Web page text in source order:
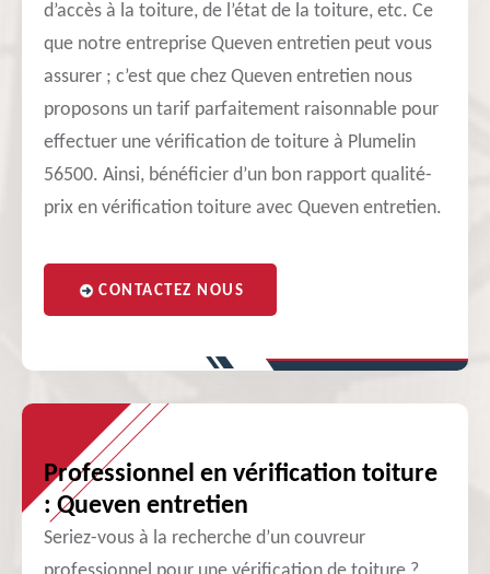
d’accès à la toiture, de l’état de la toiture, etc. Ce
que notre entreprise Queven entretien peut vous
assurer ; c’est que chez Queven entretien nous
proposons un tarif parfaitement raisonnable pour
effectuer une vérification de toiture à Plumelin
56500. Ainsi, bénéficier d’un bon rapport qualité-
prix en vérification toiture avec Queven entretien.
CONTACTEZ NOUS
Professionnel en vérification toiture
: Queven entretien
Seriez-vous à la recherche d’un couvreur